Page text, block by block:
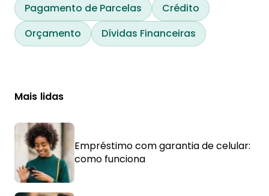
Pagamento de Parcelas
Crédito
Orçamento
Dívidas Financeiras
Mais lidas
Empréstimo com garantia de celular:
como funciona